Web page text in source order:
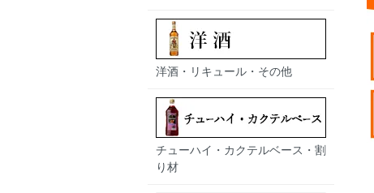
洋酒・リキュール・その他
チューハイ・カクテルベース・割
り材